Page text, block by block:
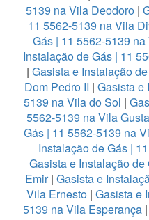
5139 na Vila Deodoro|
11 5562-5139 na Vila
Gás | 11 5562-5139
Instalação de Gás | 11
| Gasista e Instalação
Dom Pedro II | Gasista e
5139 na Vila do Sol |
5562-5139 na Vila
Gás | 11 5562-5139 na
Instalação de Gás |
Gasista e Instalação
Emir| Gasista e
Vila Ernesto| Gasista e
5139 na Vila Esperança |